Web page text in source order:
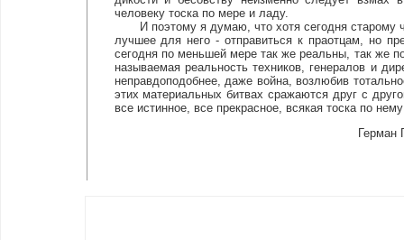
человеку тоска по мере и ладу.
И поэтому я думаю, что хотя сегодня старому
лучшее для него - отправиться к праотцам, но
сегодня по меньшей мере так же реальны, так же
называемая реальность техников, генералов и
неправдоподобнее, даже война, возлюбив
этих материальных битвах сражаются друг с
все истинное, все прекрасное, всякая тоска по
Герман